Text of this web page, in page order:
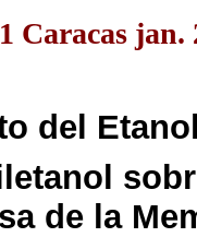
Caracas jan.
del
de la